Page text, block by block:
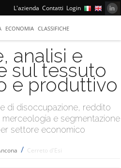
L'azienda Contatti Login
ECONOMIA CLASSIFICHE
analisi e
sul tessuto
e produttivo
di disoccupazione, reddito
e segmentazione
settore economico
/ Cerreto d'Esi